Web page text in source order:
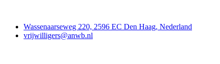
Wassenaarseweg 220, 2596 EC Den Haag, Nederland
vrijwilligers@anwb.nl